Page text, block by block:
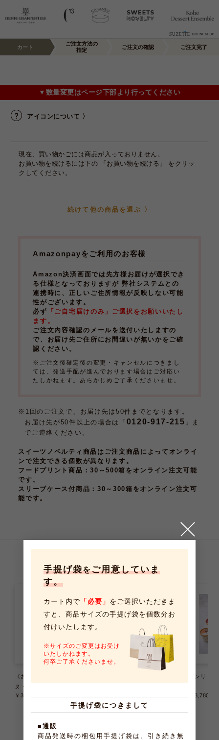
カート
ご注文方法の
指定
ご注文の確認 ご注文完了
▼数量変更はページ下部より行ってください
アイコンについて 〉
現在、買い物かごには商品が入っておりません。
お買い物を続けるには下の 「お買い物を続ける」 をクリッ
クしてください。
Amazonpayをご利用のお客様
Amazon決済画面では先方様お届けが選択でき
る仕様となっておりますが 弊社システムとの
連携時に、正しいご住所情報が反映しない可能
性がございます。
必ず 「ご自宅届けのみ」ご選択をお願いいたし
ます。
ご注文内容確認のメールを送付いたしますの
で、お届け先ご住所にお間違いが無いかをご確
認ください。
※ご注文後確定後の変更・キャンセルにつきまし
ては、発送手配が進んでおります場合はご対応い
たしかねます。あらかじめご了承くださいませ。
※1回のご注文で、お届け先は50件までとなります。
お届け先が50件以上の場合は「 0120-917-215 」ま
でご連絡ください。
スイーツノベルティ商品はご注文商品によってオンライ
ンで注文できる個数が異なります。
フードプリント商品 ：30～500箱をオンライン注文可能
です。
スリーブケース付商品 ：30～300箱をオンライン注文可
能です。
《お届けは9/22まで》テリー
ヌ・ドゥ・フリュイ 6種6個入
￥3,240
アンリ・
￥3,780
手提げ袋をご用意していま
す。
カート内で 「必要」 をご選択いただきま
すと、 商品サイズの手提げ袋を個数分お
付けいたします。
※サイズのご変更はお受け
いたしかねます。
何卒ご了承くださいませ。
手提げ袋につきまして
■通販
商品発送時の梱包用手提げ袋は、引き続き無